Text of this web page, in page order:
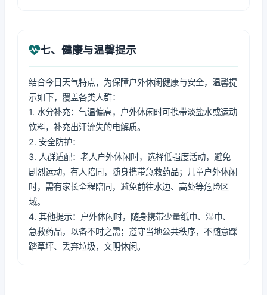
七、健康与温馨提示
结合今日天气特点，为保障户外休闲健康与安全，温馨提
示如下，覆盖各类人群：
1. 水分补充：气温偏高，户外休闲时可携带淡盐水或运动
饮料，补充出汗流失的电解质。
2. 安全防护：
3. 人群适配：老人户外休闲时，选择低强度活动，避免
剧烈运动，有人陪同，随身携带急救药品；儿童户外休闲
时，需有家长全程陪同，避免前往水边、高处等危险区
域。
4. 其他提示：户外休闲时，随身携带少量纸巾、湿巾、
急救药品，以备不时之需；遵守当地公共秩序，不随意踩
踏草坪、丢弃垃圾，文明休闲。